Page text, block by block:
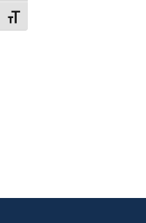
Attiva/disattiva dimensione testo